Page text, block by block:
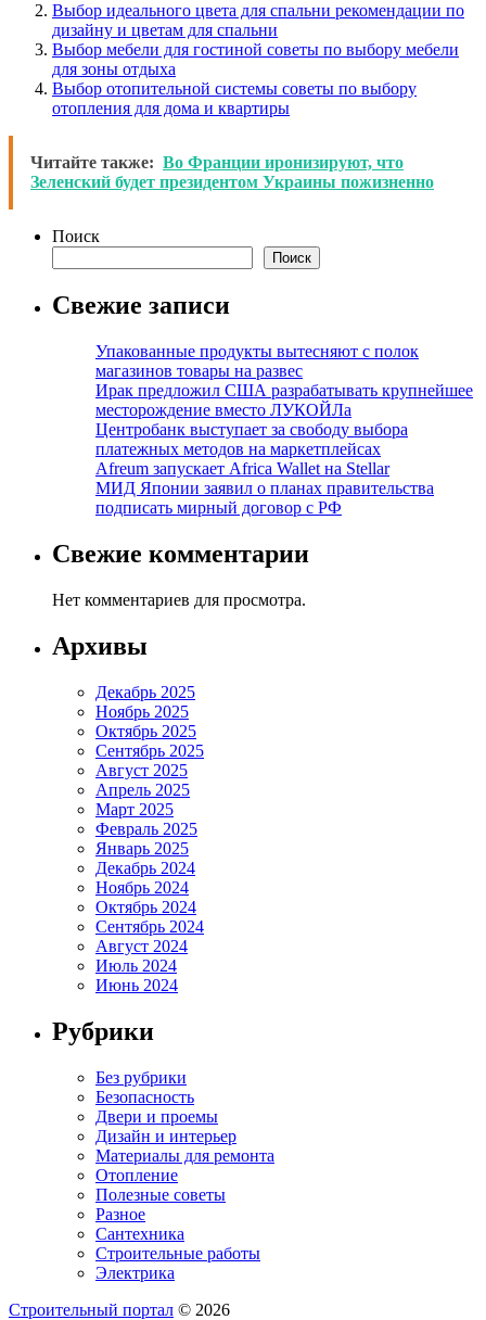
Выбор идеального цвета для спальни рекомендации по
дизайну и цветам для спальни
Выбор мебели для гостиной советы по выбору мебели
для зоны отдыха
Выбор отопительной системы советы по выбору
отопления для дома и квартиры
Читайте также: Во Франции иронизируют, что
Зеленский будет президентом Украины пожизненно
Поиск
Поиск
Свежие записи
Упакованные продукты вытесняют с полок
магазинов товары на развес
Ирак предложил США разрабатывать крупнейшее
месторождение вместо ЛУКОЙЛа
Центробанк выступает за свободу выбора
платежных методов на маркетплейсах
Afreum запускает Africa Wallet на Stellar
МИД Японии заявил о планах правительства
подписать мирный договор с РФ
Свежие комментарии
Нет комментариев для просмотра.
Архивы
Декабрь 2025
Ноябрь 2025
Октябрь 2025
Сентябрь 2025
Август 2025
Апрель 2025
Март 2025
Февраль 2025
Январь 2025
Декабрь 2024
Ноябрь 2024
Октябрь 2024
Сентябрь 2024
Август 2024
Июль 2024
Июнь 2024
Рубрики
Без рубрики
Безопасность
Двери и проемы
Дизайн и интерьер
Материалы для ремонта
Отопление
Полезные советы
Разное
Сантехника
Строительные работы
Электрика
Строительный портал © 2026